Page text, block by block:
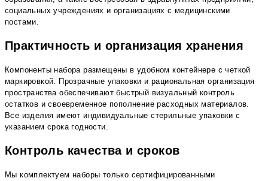
социальных учреждениях и организациях с медицинскими
постами.
Практичность и организация хранения
Компоненты набора размещены в удобном контейнере с четкой
маркировкой. Прозрачные упаковки и рациональная организация
пространства обеспечивают быстрый визуальный контроль
остатков и своевременное пополнение расходных материалов.
Все изделия имеют индивидуальные стерильные упаковки с
указанием срока годности.
Контроль качества и сроков
Мы комплектуем наборы только сертифицированными